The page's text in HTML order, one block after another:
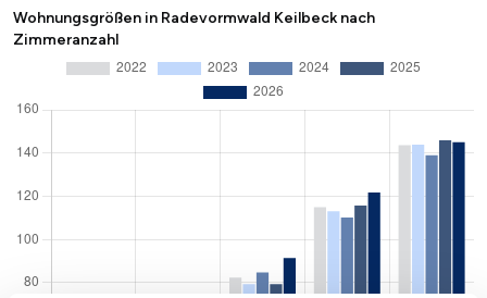
Wohnungsgrößen in Radevormwald Keilbeck nach
Zimmeranzahl